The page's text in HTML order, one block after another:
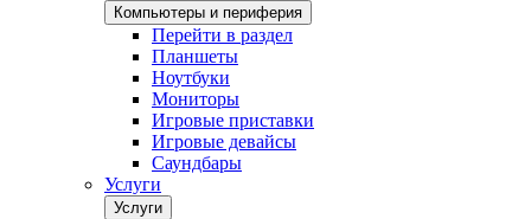
Компьютеры и периферия
Перейти в раздел
Планшеты
Ноутбуки
Мониторы
Игровые приставки
Игровые девайсы
Саундбары
Услуги
Услуги